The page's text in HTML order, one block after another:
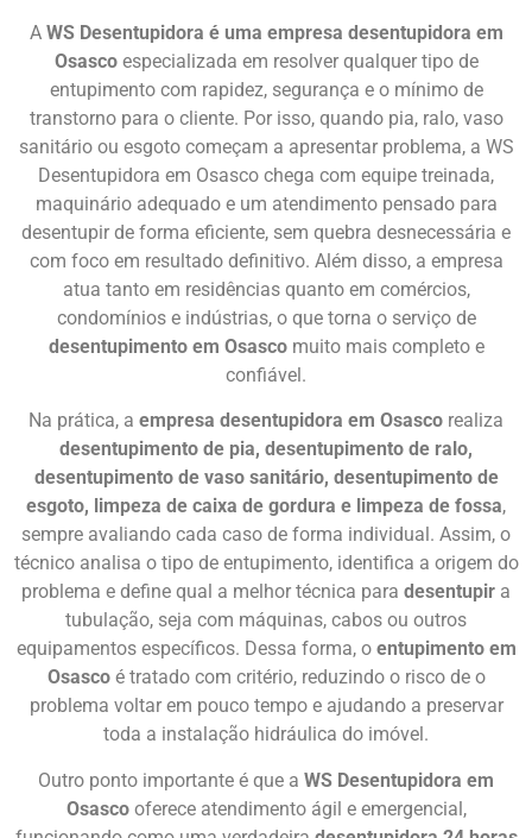
A WS Desentupidora é uma empresa desentupidora em
Osascoespecializada em resolver qualquer tipo de
entupimento com rapidez, segurança e o mínimo de
transtorno para o cliente. Por isso, quando pia, ralo, vaso
sanitário ou esgoto começam a apresentar problema, a WS
Desentupidora em Osasco chega com equipe treinada,
maquinário adequado e um atendimento pensado para
desentupir de forma eficiente, sem quebra desnecessária e
com foco em resultado definitivo. Além disso, a empresa
atua tanto em residências quanto em comércios,
condomínios e indústrias, o que torna o serviço de
desentupimento em Osascomuito mais completo e
confiável.
Na prática, a empresa desentupidora em Osasco realiza
desentupimento de pia, desentupimento de ralo,
desentupimento de vaso sanitário, desentupimento de
esgoto, limpeza de caixa de gordura e limpeza de fossa,
sempre avaliando cada caso de forma individual. Assim, o
técnico analisa o tipo de entupimento, identifica a origem do
problema e define qual a melhor técnica para desentupir a
tubulação, seja com máquinas, cabos ou outros
equipamentos específicos. Dessa forma, o entupimento em
Osascoé tratado com critério, reduzindo o risco de o
problema voltar em pouco tempo e ajudando a preservar
toda a instalação hidráulica do imóvel.
Outro ponto importante é que a WS Desentupidora em
Osascooferece atendimento ágil e emergencial,